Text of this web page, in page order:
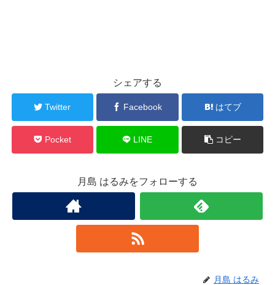
シェアする
Twitter Facebook はてブ
Pocket LINE コピー
月島 はるみをフォローする
月島 はるみ